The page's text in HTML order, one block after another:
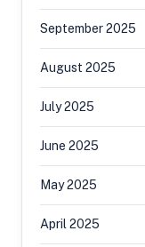
September 2025
August 2025
July 2025
June 2025
May 2025
April 2025